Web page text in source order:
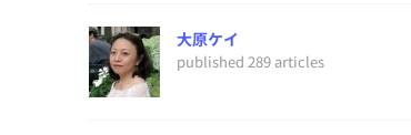
大原ケイ
published 289 articles